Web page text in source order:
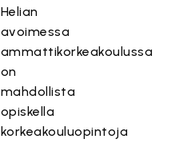
Helian
avoimessa
ammattikorkeakoulussa
on
mahdollista
opiskella
korkeakouluopintoja